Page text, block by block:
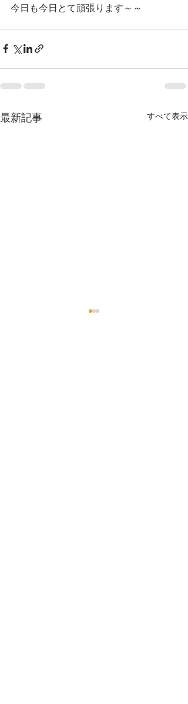
今日も今日とて頑張ります～～
最新記事 すべて表示